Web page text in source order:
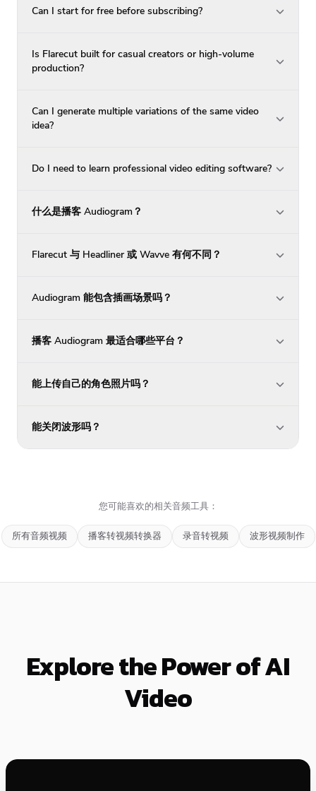
Can I start for free before subscribing?
Is Flarecut built for casual creators or high-volume
production?
Can I generate multiple variations of the same video
idea?
Do I need to learn professional video editing software?
什么是播客 Audiogram？
Flarecut 与 Headliner 或 Wavve 有何不同？
Audiogram 能包含插画场景吗？
播客 Audiogram 最适合哪些平台？
能上传自己的角色照片吗？
能关闭波形吗？
您可能喜欢的相关音频工具：
所有音频视频 播客转视频转换器 录音转视频 波形视频制作
Explore the Power of AI
Video